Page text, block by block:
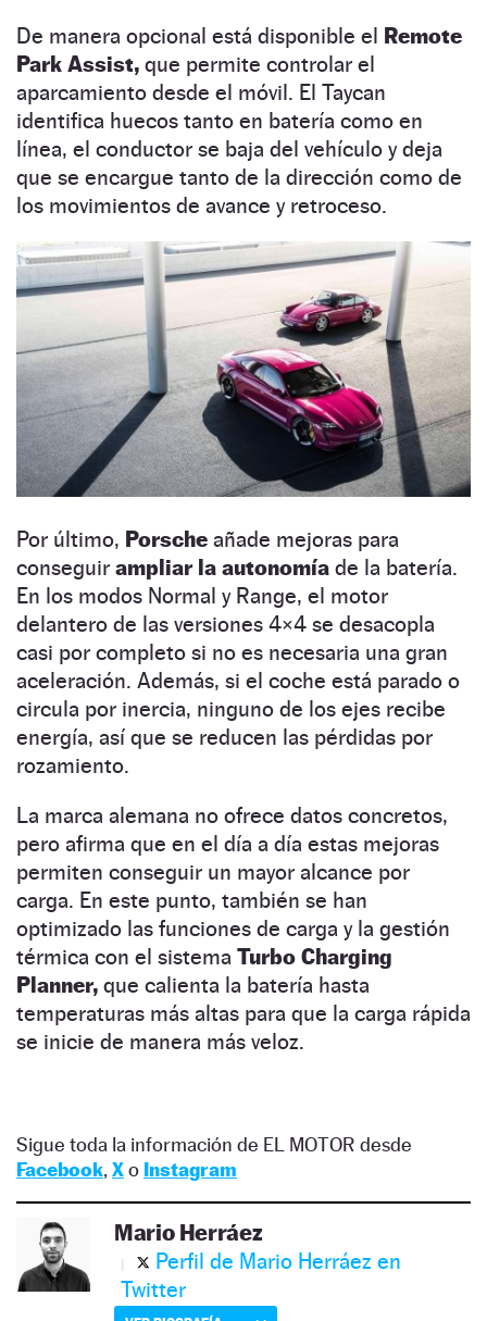
De manera opcional está disponible el Remote
Park Assist, que permite controlar el
aparcamiento desde el móvil. El Taycan
identifica huecos tanto en batería como en
línea, el conductor se baja del vehículo y deja
que se encargue tanto de la dirección como de
los movimientos de avance y retroceso.
Por último, Porsche añade mejoras para
conseguir ampliar la autonomía de la batería.
En los modos Normal y Range, el motor
delantero de las versiones 4×4 se desacopla
casi por completo si no es necesaria una gran
aceleración. Además, si el coche está parado o
circula por inercia, ninguno de los ejes recibe
energía, así que se reducen las pérdidas por
rozamiento.
La marca alemana no ofrece datos concretos,
pero afirma que en el día a día estas mejoras
permiten conseguir un mayor alcance por
carga. En este punto, también se han
optimizado las funciones de carga y la gestión
térmica con el sistema Turbo Charging
Planner, que calienta la batería hasta
temperaturas más altas para que la carga rápida
se inicie de manera más veloz.
Sigue toda la información de EL MOTOR desde
Facebook, Xo Instagram
Mario Herráez
Perfil de Mario Herráez en
Twitter